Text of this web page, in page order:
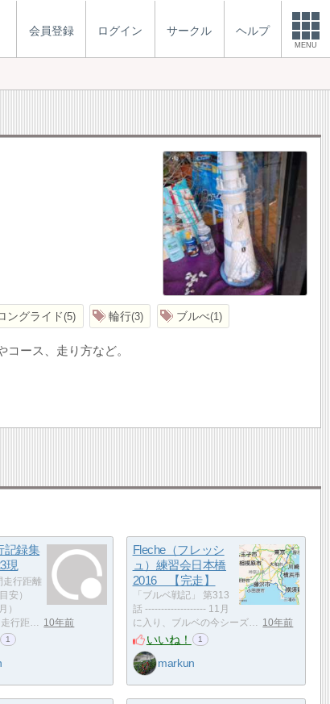
会員登録 ログイン サークル ヘルプ
MENU
ングライド 5 輪行 3 ブルべ 1
ース、走り方など。
記録集
現
行距離
安）
）
行距… 10年前
1
Fleche（フレッシ
ュ）練習会日本橋
2016 【完走】
「ブルベ戦記」 第313
話 ------------------- 11月
に入り、ブルベの今シーズ… 10年前
いいね！ 1
markun